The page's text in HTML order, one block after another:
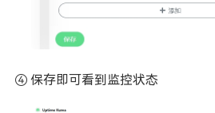
④ 保存即可看到监控状态